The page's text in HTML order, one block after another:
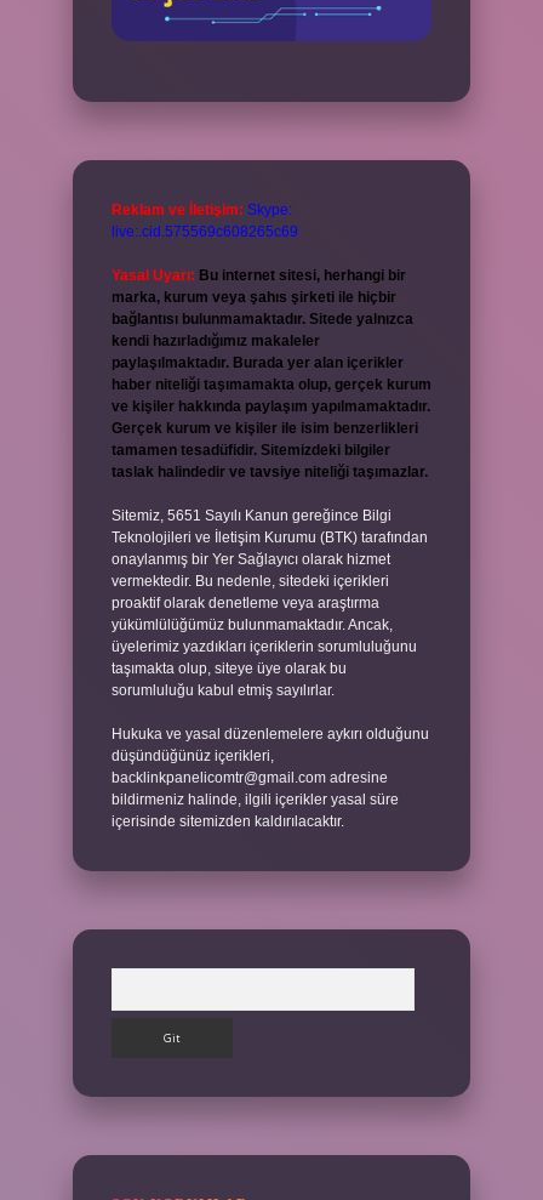
Reklam ve İletişim: Skype:
live:.cid.575569c608265c69
Yasal Uyarı: Bu internet sitesi, herhangi bir
marka, kurum veya şahıs şirketi ile hiçbir
bağlantısı bulunmamaktadır. Sitede yalnızca
kendi hazırladığımız makaleler
paylaşılmaktadır. Burada yer alan içerikler
haber niteliği taşımamakta olup, gerçek kurum
ve kişiler hakkında paylaşım yapılmamaktadır.
Gerçek kurum ve kişiler ile isim benzerlikleri
tamamen tesadüfidir. Sitemizdeki bilgiler
taslak halindedir ve tavsiye niteliği taşımazlar.
Sitemiz, 5651 Sayılı Kanun gereğince Bilgi
Teknolojileri ve İletişim Kurumu (BTK) tarafından
onaylanmış bir Yer Sağlayıcı olarak hizmet
vermektedir. Bu nedenle, sitedeki içerikleri
proaktif olarak denetleme veya araştırma
yükümlülüğümüz bulunmamaktadır. Ancak,
üyelerimiz yazdıkları içeriklerin sorumluluğunu
taşımakta olup, siteye üye olarak bu
sorumluluğu kabul etmiş sayılırlar.
Hukuka ve yasal düzenlemelere aykırı olduğunu
düşündüğünüz içerikleri,
backlinkpanelicomtr@gmail.com adresine
bildirmeniz halinde, ilgili içerikler yasal süre
içerisinde sitemizden kaldırılacaktır.